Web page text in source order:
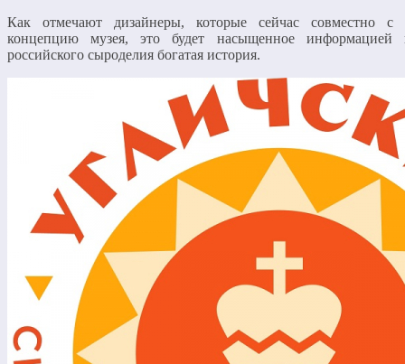
Как отмечают дизайнеры, которые сейчас совместно с
концепцию музея, это будет насыщенное информацией
российского сыроделия богатая история.